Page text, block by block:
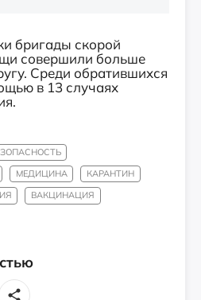
бригады скорой
совершили больше
Среди обратившихся
в 13 случаях
МЕДИЦИНА
КАРАНТИН
ВАКЦИНАЦИЯ